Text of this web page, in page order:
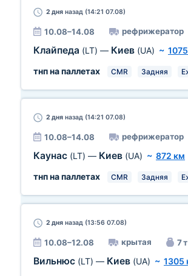
2 дня назад (14:21 07.08)
10.08–14.08 рефрижератор
Клайпеда (LT) — Киев (UA) ~
тнп на паллетах
CMR Задняя
2 дня назад (14:21 07.08)
10.08–14.08 рефрижератор
Каунас (LT) — Киев (UA) ~ 872 км
тнп на паллетах
CMR Задняя
2 дня назад (13:56 07.08)
10.08–12.08 крытая 7 т
Вильнюс (LT) — Киев (UA) ~ 1305